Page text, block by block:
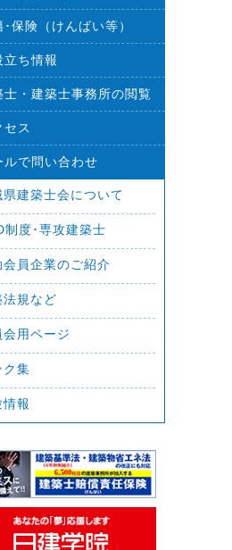
･保険（けんばい等）
立ち情報
士・建築士事務所の閲覧
セス
ルで問い合わせ
県建築士会について
制度･専攻建築士
会員企業のご紹介
法規など
会用ページ
ク集
情報